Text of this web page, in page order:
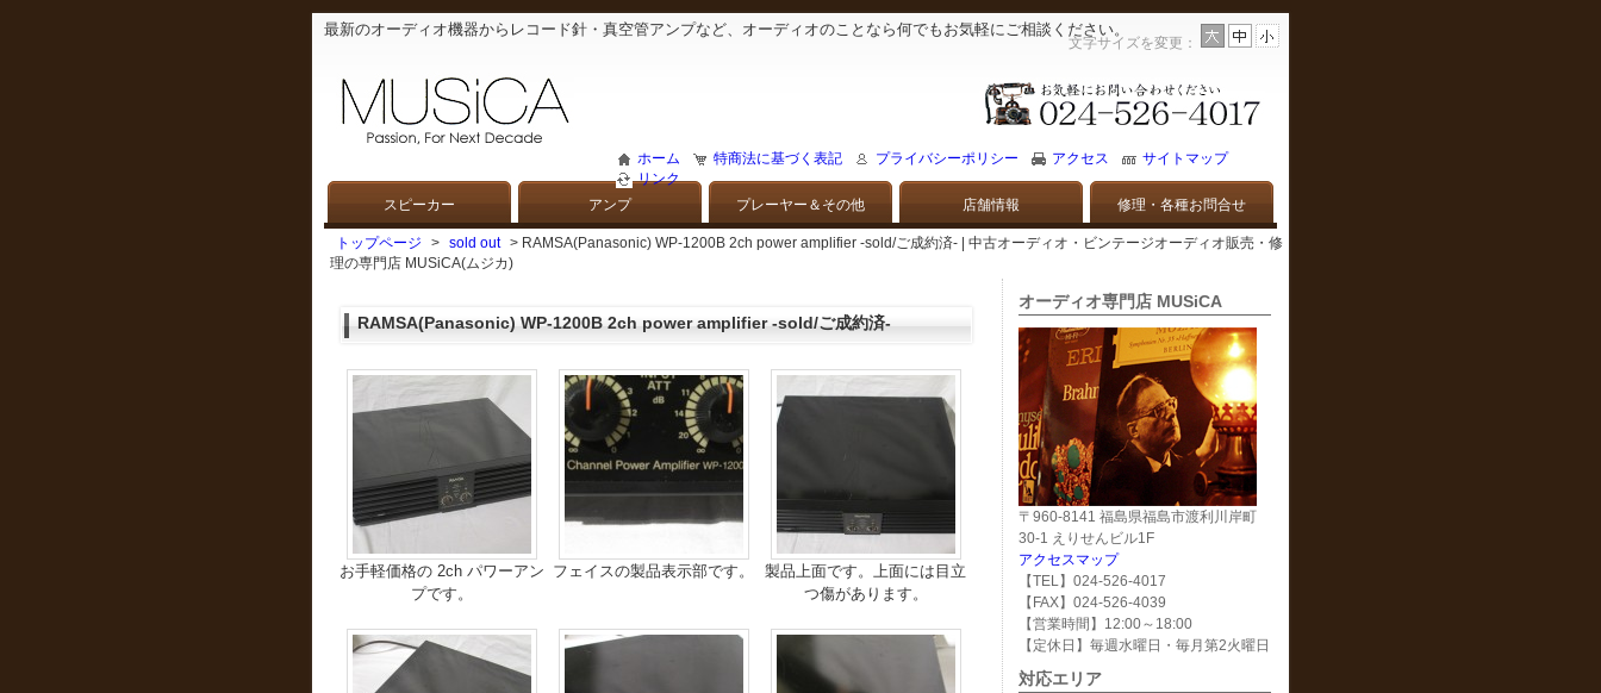
最新のオーディオ機器からレコード針・真空管アンプなど、オーディオのことなら何でもお気軽にご相談ください。
文字サイズを変更：
ホーム 特商法に基づく表記 プライバシーポリシー アクセス
サイトマップ
リンク
スピーカー アンプ プレーヤー＆その他 店舗情報 修理・各種お問合せ
トップページ > sold out
> RAMSA(Panasonic) WP-1200B 2ch power amplifier -sold/ご成約済- | 中古オーディオ・ビンテージオーディオ販売・修
理の専門店 MUSiCA(ムジカ)
RAMSA(Panasonic) WP-1200B 2ch power amplifier -sold/ご成約済-
お手軽価格の 2ch パワーアン
プです。
フェイスの製品表示部です。
製品上面です。上面には目立
つ傷があります。
オーディオ専門店 MUSiCA
〒960-8141 福島県福島市渡利川岸町
30-1 えりせんビル1F
アクセスマップ
【TEL】024-526-4017
【FAX】024-526-4039
【営業時間】12:00～18:00
【定休日】毎週水曜日・毎月第2火曜日
対応エリア